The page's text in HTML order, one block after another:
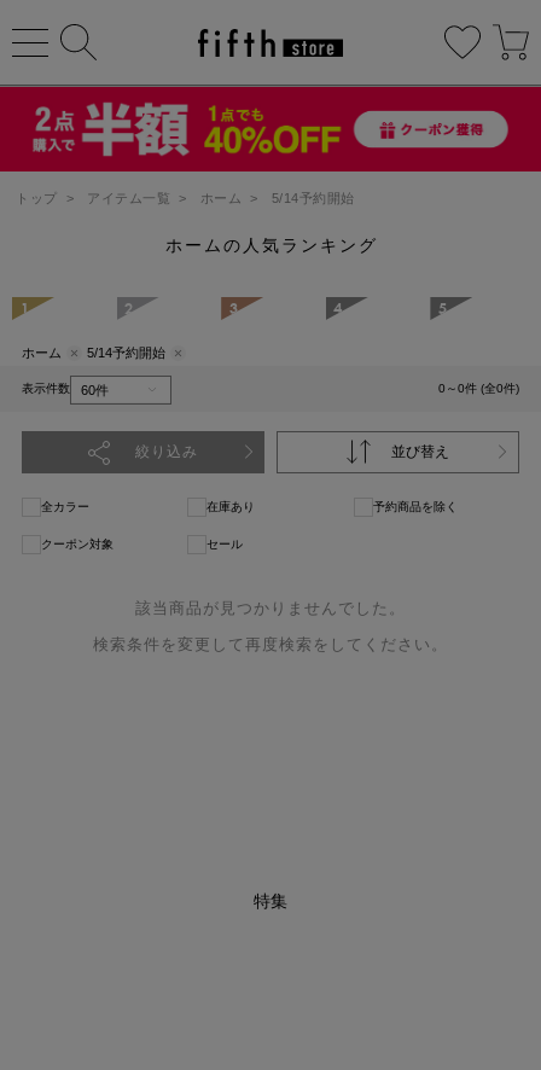
トップ > アイテム一覧 > ホーム > 5/14予約開始
ホームの人気ランキング
1 2 3 4 5
ホーム 5/14予約開始
表示件数 0～0件 (全0件)
絞り込み 並び替え
全カラー 在庫あり 予約商品を除く
クーポン対象 セール
該当商品が見つかりませんでした。
検索条件を変更して再度検索をしてください。
特集